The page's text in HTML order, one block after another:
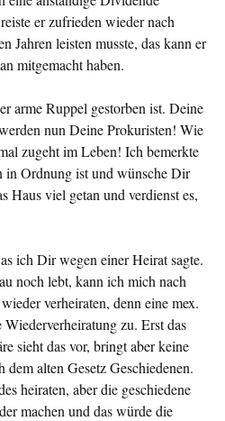
er zufrieden wieder nach
Jahren leisten musste, das kann er
mitgemacht haben.
arme Ruppel gestorben ist. Deine
nun Deine Prokuristen! Wie
zugeht im Leben! Ich bemerkte
in Ordnung ist und wünsche Dir
Haus viel getan und verdienst es,
ich Dir wegen einer Heirat sagte.
noch lebt, kann ich mich nach
verheiraten, denn eine mex.
zu. Erst das
sieht das vor, bringt aber keine
alten Gesetz Geschiedenen.
heiraten, aber die geschiedene
machen und das würde die